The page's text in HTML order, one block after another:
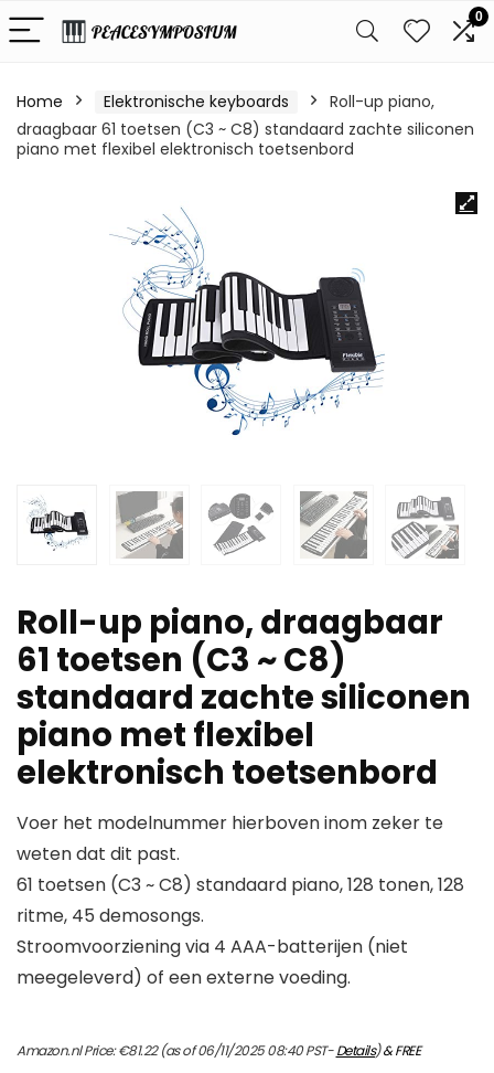
0
Home Elektronische keyboards
Roll-up piano,
draagbaar 61 toetsen (C3 ~ C8) standaard zachte siliconen
piano met flexibel elektronisch toetsenbord
Roll-up piano, draagbaar
61 toetsen (C3 ~ C8)
standaard zachte siliconen
piano met flexibel
elektronisch toetsenbord
Voer het modelnummer hierboven inom zeker te
weten dat dit past.
61 toetsen (C3 ~ C8) standaard piano, 128 tonen, 128
ritme, 45 demosongs.
Stroomvoorziening via 4 AAA-batterijen (niet
meegeleverd) of een externe voeding.
Amazon.nl Price:€81.22(as of 06/11/2025 08:40 PST-Details)&FREE